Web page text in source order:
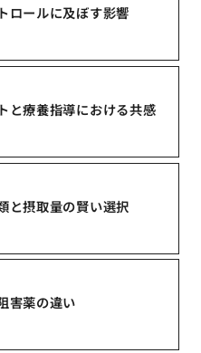
ロールに及ぼす影響
と療養指導における共感
と摂取量の賢い選択
害薬の違い